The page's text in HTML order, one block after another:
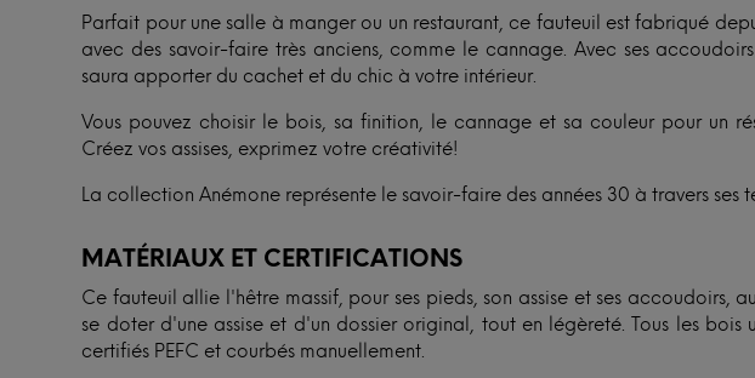
Parfait pour une salle à manger ou un restaurant, ce fauteuil est fabriqué
avec des savoir-faire très anciens, comme le cannage. Avec ses
saura apporter du cachet et du chic à votre intérieur.
Vous pouvez choisir le bois, sa finition, le cannage et sa couleur pour un
Créez vos assises, exprimez votre créativité!
La collection Anémone représente le savoir-faire des années 30 à travers ses
MATÉRIAUX ET CERTIFICATIONS
Ce fauteuil allie l'hêtre massif, pour ses pieds, son assise et ses accoudoirs,
se doter d'une assise et d'un dossier original, tout en légèreté. Tous les bois
certifiés PEFC et courbés manuellement.